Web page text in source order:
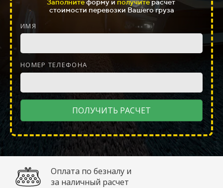
стоимости перевозки Вашегогруза
ИМЯ
НОМЕР ТЕЛЕФОНА
ПОЛУЧИТЬ РАСЧЕТ
Оплата по безналу и
за наличный расчет